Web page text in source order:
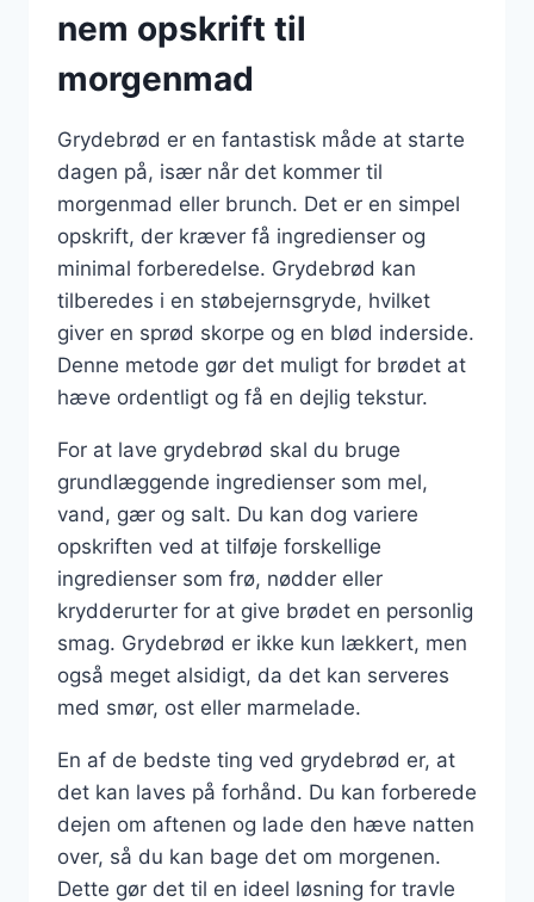
nem opskrift til
morgenmad
Grydebrød er en fantastisk måde at starte
dagen på, især når det kommer til
morgenmad eller brunch. Det er en simpel
opskrift, der kræver få ingredienser og
minimal forberedelse. Grydebrød kan
tilberedes i en støbejernsgryde, hvilket
giver en sprød skorpe og en blød inderside.
Denne metode gør det muligt for brødet at
hæve ordentligt og få en dejlig tekstur.
For at lave grydebrød skal du bruge
grundlæggende ingredienser som mel,
vand, gær og salt. Du kan dog variere
opskriften ved at tilføje forskellige
ingredienser som frø, nødder eller
krydderurter for at give brødet en personlig
smag. Grydebrød er ikke kun lækkert, men
også meget alsidigt, da det kan serveres
med smør, ost eller marmelade.
En af de bedste ting ved grydebrød er, at
det kan laves på forhånd. Du kan forberede
dejen om aftenen og lade den hæve natten
over, så du kan bage det om morgenen.
Dette gør det til en ideel løsning for travle